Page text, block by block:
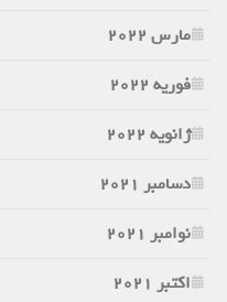
مارس 2022
فوریه 2022
ژانویه 2022
دسامبر 2021
نوامبر 2021
اکتبر 2021